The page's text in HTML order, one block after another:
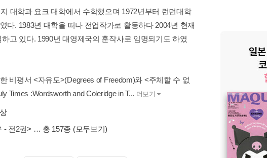
대학과 요크 대학에서 수학했으며 1972년부터 런던대학
다. 1983년 대학을 떠나 전업작가로 활동하다 2004년 현재
고 있다. 1990년 대영제국의 훈작사로 임명되기도 하였
비평서 <자유도>(Degrees of Freedom)와 <주체할 수 없
Times :Wordsworth and Coleridge in T... 더보기
- 전2권> … 총 157종 (모두보기)